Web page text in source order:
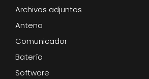
Archivos adjuntos
Antena
Comunicador
Batería
Software